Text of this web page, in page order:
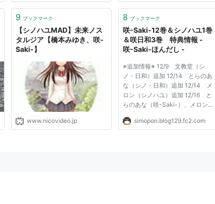
それと同時に「黒髪ロングの日」
祭...
したからで、 そこに同じ高校の
9 ブックマーク
【シノハユMAD】未来ノス
タルジア【橋本みゆき、咲-
Saki-】
www.nicovideo.jp
8 ブックマーク
咲-Saki-12巻＆シノハユ1巻
＆咲日和3巻 特典情報 -
咲-Saki-ほんだし -
※追加情報※ 12/9 文教堂（シ
ノ・日和）追加 12/14 とらのあ
な（シノ・日和）追加 12/14 メ
ロン（シノハユ）追加 12/16 と
らのあな（咲-Saki-）、メロン
（咲-Saki-）、アニメイトキャン
ペーン情報追加 12/17 文教堂
simopon.blog129.fc2.com